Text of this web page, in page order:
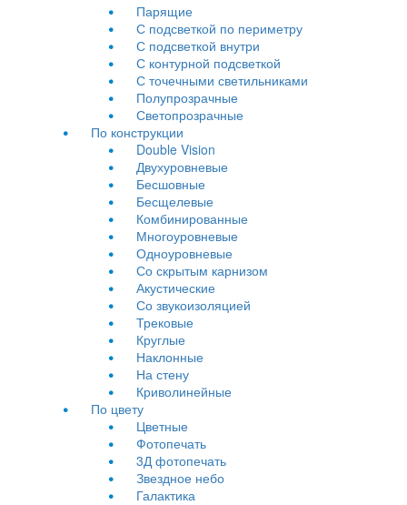
Парящие
С подсветкой по периметру
С подсветкой внутри
С контурной подсветкой
С точечными светильниками
Полупрозрачные
Светопрозрачные
По конструкции
Double Vision
Двухуровневые
Бесшовные
Бесщелевые
Комбинированные
Многоуровневые
Одноуровневые
Со скрытым карнизом
Акустические
Со звукоизоляцией
Трековые
Круглые
Наклонные
На стену
Криволинейные
По цвету
Цветные
Фотопечать
3Д фотопечать
Звездное небо
Галактика